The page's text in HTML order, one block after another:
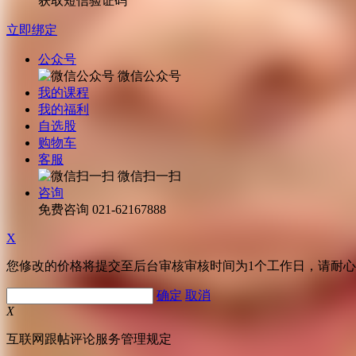
立即绑定
公众号
微信公众号
我的课程
我的福利
自选股
购物车
客服
微信扫一扫
咨询
免费咨询 021-62167888
X
您修改的价格将提交至后台审核审核时间为1个工作日，请耐
确定 取消
X
互联网跟帖评论服务管理规定